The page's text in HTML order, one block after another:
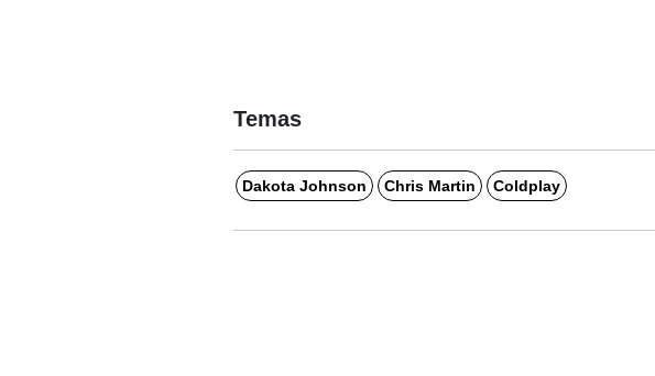
Temas
Dakota Johnson Chris Martin Coldplay